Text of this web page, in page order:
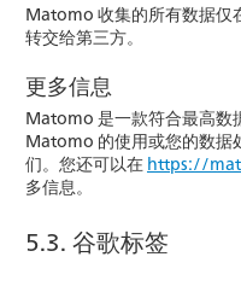
Matomo 收集的所有数据仅
转交给第三方。
更多信息
Matomo 是一款符合最高数
Matomo 的使用或您的数据
们。您还可以在 https://
多信息。
5.3. 谷歌标签